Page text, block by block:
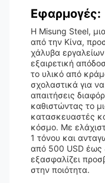
Εφαρμογές:
Η Misung Steel,
από την Κίνα,
χάλυβα
εξαιρετική
το υλικό από
σχολαστικά για
απαιτήσεις
καθιστώντας το
κατασκευαστές
κόσμο. Με
1 τόνου και
από 500 USD έως
εξασφαλίζει
στην ποιότητα.